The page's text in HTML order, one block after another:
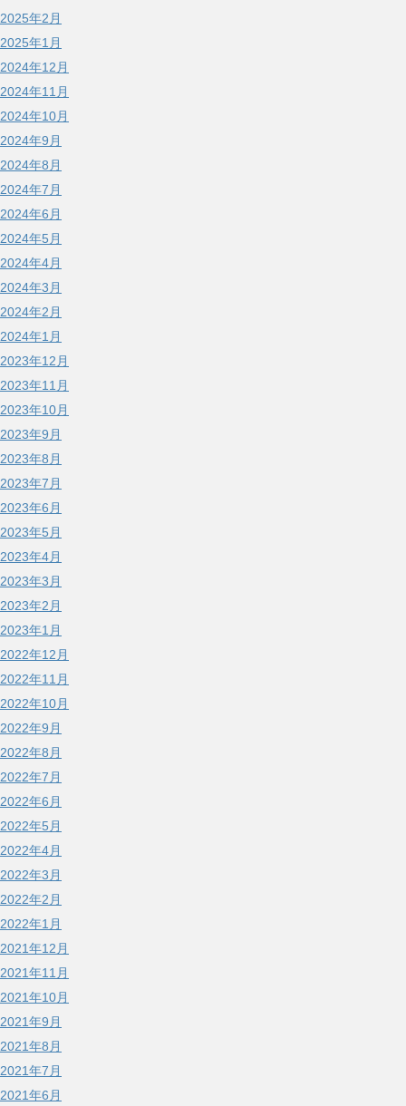
2025年2月
2025年1月
2024年12月
2024年11月
2024年10月
2024年9月
2024年8月
2024年7月
2024年6月
2024年5月
2024年4月
2024年3月
2024年2月
2024年1月
2023年12月
2023年11月
2023年10月
2023年9月
2023年8月
2023年7月
2023年6月
2023年5月
2023年4月
2023年3月
2023年2月
2023年1月
2022年12月
2022年11月
2022年10月
2022年9月
2022年8月
2022年7月
2022年6月
2022年5月
2022年4月
2022年3月
2022年2月
2022年1月
2021年12月
2021年11月
2021年10月
2021年9月
2021年8月
2021年7月
2021年6月